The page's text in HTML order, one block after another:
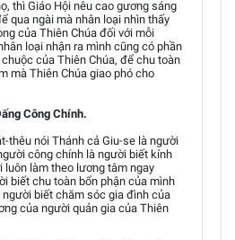
thì Giáo Hội nêu cao gương sáng
qua ngài mà nhân loại nhìn thấy
của Thiên Chúa đối với mỗi
loại nhận ra mình cũng có phần
của Thiên Chúa, để chu toàn
mà Thiên Chúa giao phó cho
Công Chính.
thêu nói Thánh cả Giu-se là người
công chính là người biết kính
luôn làm theo lương tâm ngay
biết chu toàn bổn phận của mình
biết chăm sóc gia đình của
của người quản gia của Thiên